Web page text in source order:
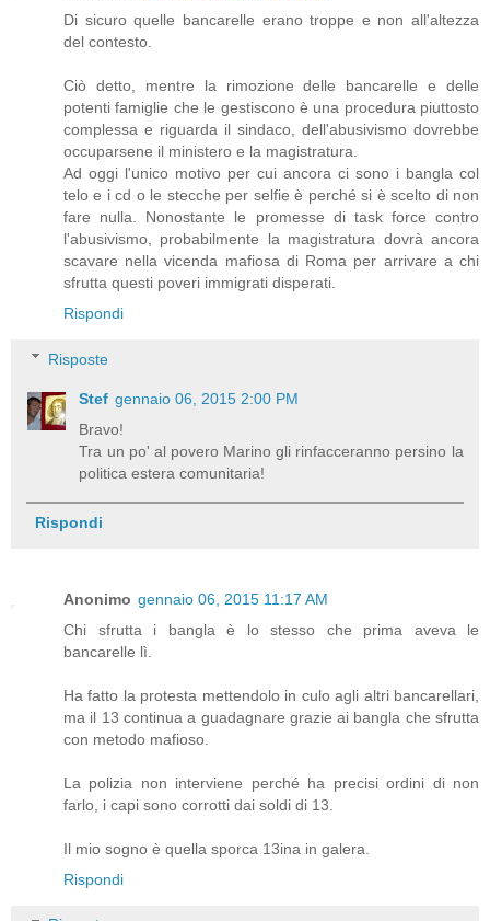
Di sicuro quelle bancarelle erano troppe e non all'altezza
del contesto.
Ciò detto, mentre la rimozione delle bancarelle e delle
potenti famiglie che le gestiscono è una procedura piuttosto
complessa e riguarda il sindaco, dell'abusivismo dovrebbe
occuparsene il ministero e la magistratura.
Ad oggi l'unico motivo per cui ancora ci sono i bangla col
telo e i cd o le stecche per selfie è perché si è scelto di non
fare nulla. Nonostante le promesse di task force contro
l'abusivismo, probabilmente la magistratura dovrà ancora
scavare nella vicenda mafiosa di Roma per arrivare a chi
sfrutta questi poveri immigrati disperati.
Rispondi
Risposte
Stef gennaio 06, 2015 2:00 PM
Bravo!
Tra un po' al povero Marino gli rinfacceranno persino la
politica estera comunitaria!
Rispondi
Anonimo gennaio 06, 2015 11:17 AM
Chi sfrutta i bangla è lo stesso che prima aveva le
bancarelle lì.
Ha fatto la protesta mettendolo in culo agli altri bancarellari,
ma il 13 continua a guadagnare grazie ai bangla che sfrutta
con metodo mafioso.
La polizia non interviene perché ha precisi ordini di non
farlo, i capi sono corrotti dai soldi di 13.
Il mio sogno è quella sporca 13ina in galera.
Rispondi